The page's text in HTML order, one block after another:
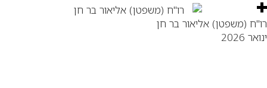
(משפטן) אליאור בר חן
2026